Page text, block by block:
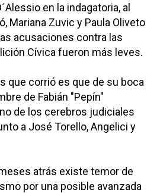
en la indagatoria, al
Mariana Zuvic y Paula Oliveto
acusaciones contra las
Cívica fueron más leves.
que corrió es que de su boca
de Fabián "Pepín"
de los cerebros judiciales
a José Torello, Angelici y
atrás existe temor de
por una posible avanzada